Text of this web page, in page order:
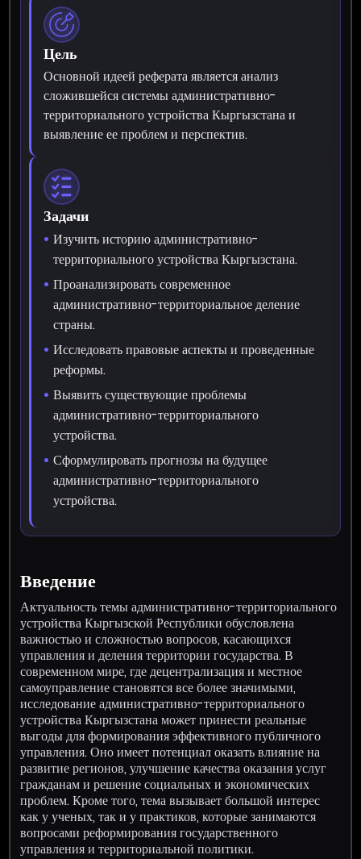
Цель
Основной идеей реферата является анализ
сложившейся системы административно-
территориального устройства Кыргызстана и
выявление ее проблем и перспектив.
Задачи
Изучить историю административно-
территориального устройства Кыргызстана.
Проанализировать современное
административно-территориальное деление
страны.
Исследовать правовые аспекты и проведенные
реформы.
Выявить существующие проблемы
административно-территориального
устройства.
Сформулировать прогнозы на будущее
административно-территориального
устройства.
Введение
Актуальность темы административно-территориального
устройства Кыргызской Республики обусловлена
важностью и сложностью вопросов, касающихся
управления и деления территории государства. В
современном мире, где децентрализация и местное
самоуправление становятся все более значимыми,
исследование административно-территориального
устройства Кыргызстана может принести реальные
выгоды для формирования эффективного публичного
управления. Оно имеет потенциал оказать влияние на
развитие регионов, улучшение качества оказания услуг
гражданам и решение социальных и экономических
проблем. Кроме того, тема вызывает большой интерес
как у ученых, так и у практиков, которые занимаются
вопросами реформирования государственного
управления и территориальной политики.